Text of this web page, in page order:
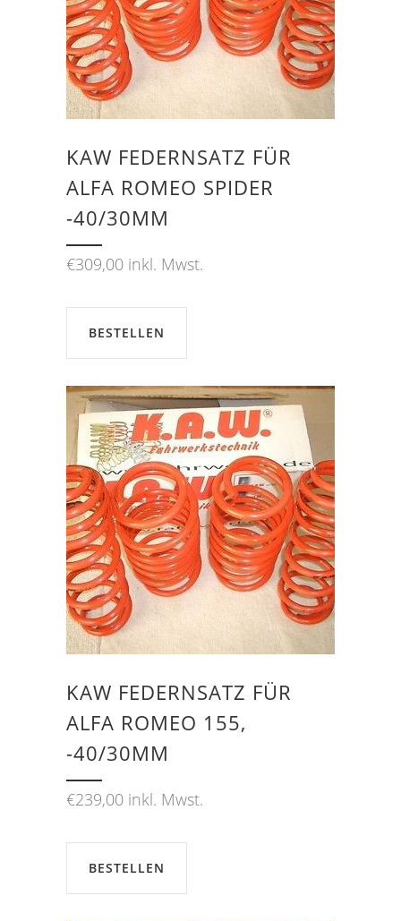
KAW FEDERNSATZ FÜR
ALFA ROMEO SPIDER
-40/30MM
€309,00 inkl. Mwst.
BESTELLEN
KAW FEDERNSATZ FÜR
ALFA ROMEO 155,
-40/30MM
€239,00 inkl. Mwst.
BESTELLEN